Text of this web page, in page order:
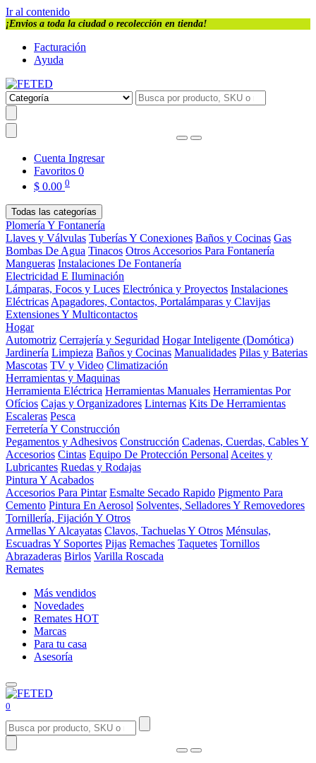
Ir al contenido
¡Envios a toda la ciudad o recolección en tienda!
Facturación
Ayuda
Cuenta Ingresar
Favoritos 0
$ 0.00 0
Todas las categorías
Plomería Y Fontanería
Llaves y Válvulas Tuberías Y Conexiones Baños y Cocinas Gas
Bombas De Agua Tinacos Otros Accesorios Para Fontanería
Mangueras Instalaciones De Fontanería
Electricidad E Iluminación
Lámparas, Focos y Luces Electrónica y Proyectos Instalaciones
Eléctricas Apagadores, Contactos, Portalámparas y Clavijas
Extensiones Y Multicontactos
Hogar
Automotriz Cerrajería y Seguridad Hogar Inteligente (Domótica)
Jardinería Limpieza Baños y Cocinas Manualidades Pilas y Baterias
Mascotas TV y Video Climatización
Herramientas y Maquinas
Herramienta Eléctrica Herramientas Manuales Herramientas Por
Ofícios Cajas y Organizadores Linternas Kits De Herramientas
Escaleras Pesca
Ferretería Y Construcción
Pegamentos y Adhesivos Construcción Cadenas, Cuerdas, Cables Y
Accesorios Cintas Equipo De Protección Personal Aceites y
Lubricantes Ruedas y Rodajas
Pintura Y Acabados
Accesorios Para Pintar Esmalte Secado Rapido Pigmento Para
Cemento Pintura En Aerosol Solventes, Selladores Y Removedores
Tornillería, Fijación Y Otros
Armellas Y Alcayatas Clavos, Tachuelas Y Otros Ménsulas,
Escuadras Y Soportes Pijas Remaches Taquetes Tornillos
Abrazaderas Birlos Varilla Roscada
Remates
Más vendidos
Novedades
Remates HOT
Marcas
Para tu casa
Asesoría
0